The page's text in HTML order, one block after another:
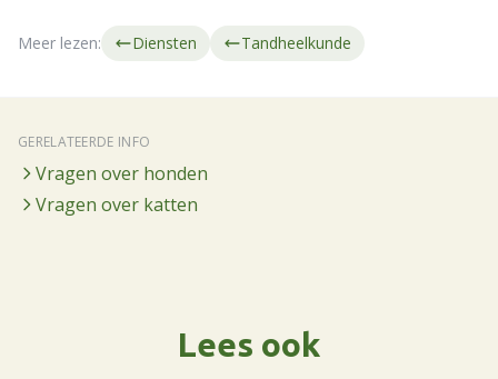
Meer lezen: Diensten Tandheelkunde
GERELATEERDE INFO
Vragen over honden
Vragen over katten
Lees ook